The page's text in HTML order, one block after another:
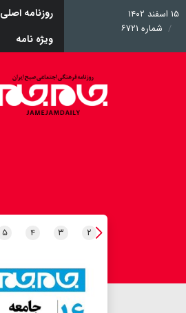
۱۵ اسفند ۱۴۰۲
شماره ۶۷۲۱
روزنامه اصلی
ویژه نامه
۲ ۳ ۴ ۵